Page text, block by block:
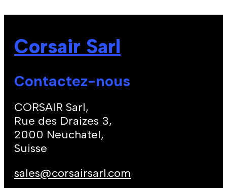
Corsair Sarl
Contactez-nous
CORSAIR Sarl,
Rue des Draizes 3,
2000 Neuchatel,
Suisse
sales@corsairsarl.com